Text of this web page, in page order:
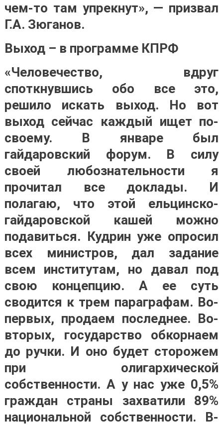
чем-то там упрекнут», — призвал
Г.А. Зюганов.
Выход – в программе КПРФ
«Человечество, вдруг
споткнувшись обо все это,
решило искать выход. Но вот
выход сейчас каждый ищет по-
своему. В январе был
гайдаровский форум. В силу
своей любознательности я
прочитал все доклады. И
полагаю, что этой ельцинско-
гайдаровской кашей можно
подавиться. Кудрин уже опросил
всех министров, дал задание
всем институтам, но давал под
свою концепцию. А ее суть
сводится к трем параграфам. Во-
первых, продаем последнее. Во-
вторых, государство обкорнаем
до ручки. И оно будет сторожем
при олигархической
собственности. А у нас уже 0,5%
граждан страны захватили 89%
национальной собственности. В-